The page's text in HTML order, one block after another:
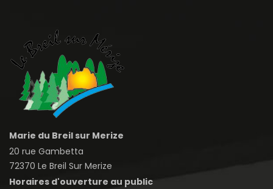
Marie du Breil sur Merize
20 rue Gambetta
72370 Le Breil Sur Merize
Horaires d'ouverture au public